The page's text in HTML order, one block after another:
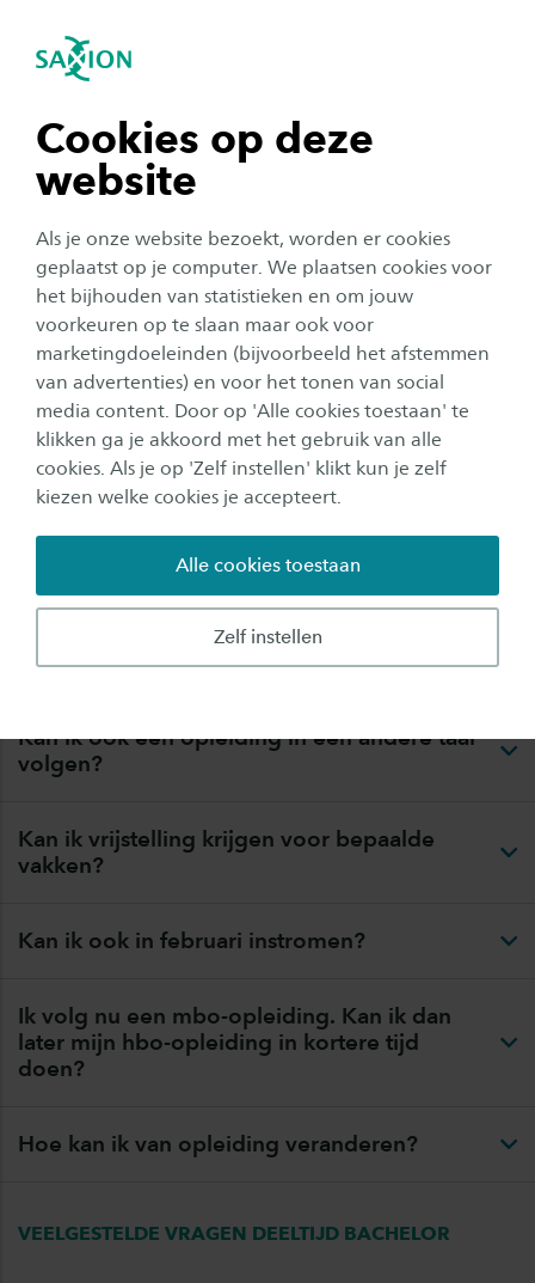
Cookies op deze
website
Als je onze website bezoekt, worden er cookies
geplaatst op je computer. We plaatsen cookies voor
het bijhouden van statistieken en om jouw
voorkeuren op te slaan maar ook voor
marketingdoeleinden (bijvoorbeeld het afstemmen
van advertenties) en voor het tonen van social
media content. Door op 'Alle cookies toestaan' te
klikken ga je akkoord met het gebruik van alle
cookies. Als je op 'Zelf instellen' klikt kun je zelf
kiezen welke cookies je accepteert.
Zelf instellen
Alle cookies toestaan
Navigatie openen
tonen
tonen
tonen
tonen
sluiten
Onderwijsvormen
VEELGESTELDE VRAGEN VOLTIJD BACHELOR
Wat is een bachelor (opleiding) en hoe lang
doe je hierover?
Wat is het verschil tussen een bachelor in
deeltijd en in voltijd?
Wat is het verschil tussen een bachelor op
het hbo en de universiteit?
Kan ik op alle Saxion locaties dezelfde
opleidingen volgen?
Kan ik ook een opleiding in een andere taal
volgen?
Kan ik vrijstelling krijgen voor bepaalde
vakken?
Kan ik ook in februari instromen?
Ik volg nu een mbo-opleiding. Kan ik dan
later mijn hbo-opleiding in kortere tijd
doen?
Hoe kan ik van opleiding veranderen?
VEELGESTELDE VRAGEN DEELTIJD BACHELOR